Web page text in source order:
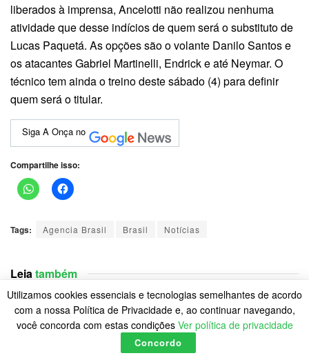
liberados à imprensa, Ancelotti não realizou nenhuma
atividade que desse indícios de quem será o substituto de
Lucas Paquetá. As opções são o volante Danilo Santos e
os atacantes Gabriel Martinelli, Endrick e até Neymar. O
técnico tem ainda o treino deste sábado (4) para definir
quem será o titular.
Siga A Onça no
Compartilhe isso:
Tags: Agencia Brasil Brasil Notícias
Leiatambém
Flávia Saraiva fatura ouro na trave e no solo no
Campeonato Brasileiro
10 DE AGOSTO DE 2026
Utilizamos cookies essenciais e tecnologias semelhantes de acordo
com a nossa Política de Privacidade e, ao continuar navegando,
você concorda com estas condições Ver política de privacidade
Concordo